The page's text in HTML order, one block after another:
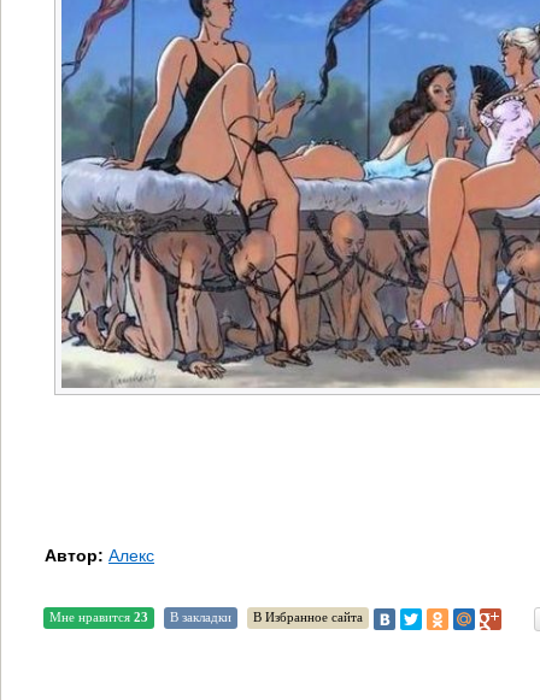
Автор: Алекс
Мне нравится 23 В закладки В Избранное сайта